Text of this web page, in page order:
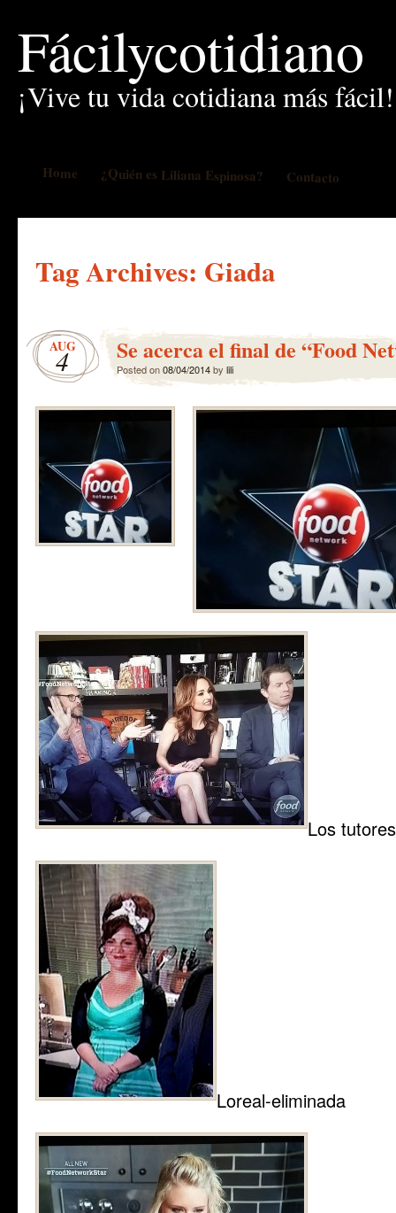
Fácilycotidiano
¡Vive tu vida cotidiana más fácil!
Home ¿Quién es Liliana Espinosa? Contacto
Tag Archives: Giada
AUG
4 Se acerca el final de “Food
Posted on08/04/2014by lili
Los tutores
Loreal-eliminada